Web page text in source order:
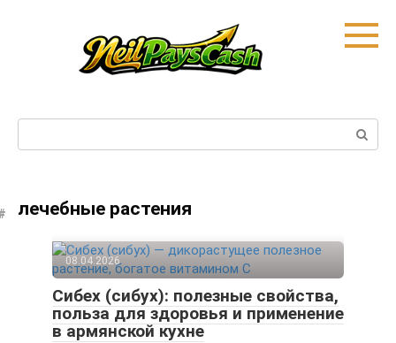
лечебные растения
08.04.2026
Сибех (сибух): полезные свойства,
польза для здоровья и применение
в армянской кухне